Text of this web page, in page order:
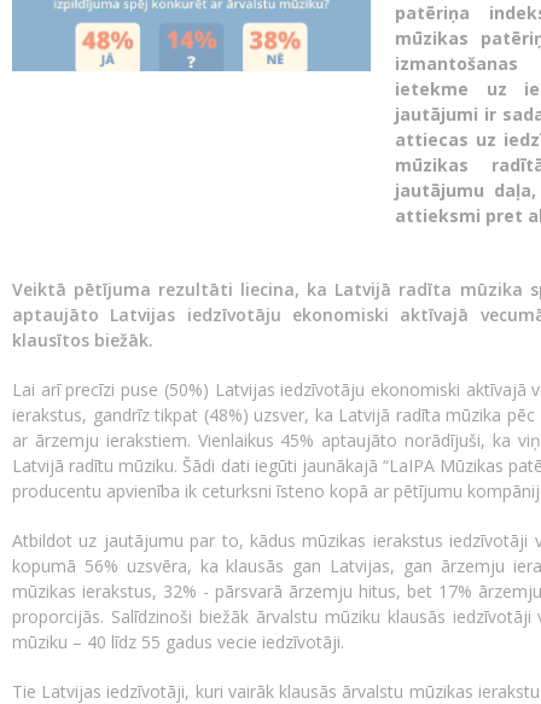
patēriņa
mūzikas
ietekme uz
jautājumi ir
attiecas uz
mūzikas
jautājumu
attieksmi pret
Veiktā pētījuma rezultāti liecina, ka Latvijā radīta mūzika
aptaujāto Latvijas iedzīvotāju ekonomiski aktīvajā
klausītos biežāk.
Lai arī precīzi puse (50%) Latvijas iedzīvotāju ekonomiski aktīvajā
ierakstus, gandrīz tikpat (48%) uzsver, ka Latvijā radīta mūzika
ar ārzemju ierakstiem. Vienlaikus 45% aptaujāto norādījuši, ka
Latvijā radītu mūziku. Šādi dati iegūti jaunākajā “LaIPA Mūzikas
producentu apvienība ik ceturksni īsteno kopā ar pētījumu
Atbildot uz jautājumu par to, kādus mūzikas ierakstus iedzīvotāji
kopumā 56% uzsvēra, ka klausās gan Latvijas, gan ārzemju
mūzikas ierakstus, 32% - pārsvarā ārzemju hitus, bet 17%
proporcijās. Salīdzinoši biežāk ārvalstu mūziku klausās
mūziku – 40 līdz 55 gadus vecie iedzīvotāji.
Tie Latvijas iedzīvotāji, kuri vairāk klausās ārvalstu mūzikas